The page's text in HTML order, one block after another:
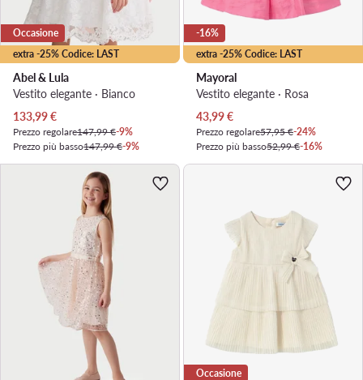
extra -25% Codice: LAST
Occasione
Abel & Lula
Vestito elegante · Bianco
Prezzo attuale
133,99€
Prezzo regolare147,99 €-9%
Prezzo più basso147,99 €-9%
extra -25% Codice: LAST
-16%
Mayoral
Vestito elegante · Rosa
Prezzo attuale
43,99€
Prezzo regolare57,95 €-24%
Prezzo più basso52,99 €-16%
Occasione